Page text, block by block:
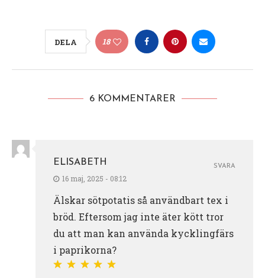
DELA 18
6 KOMMENTARER
ELISABETH
16 maj, 2025 - 08:12
Älskar sötpotatis så användbart tex i
bröd. Eftersom jag inte äter kött tror
du att man kan använda kycklingfärs
i paprikorna?
SVARA